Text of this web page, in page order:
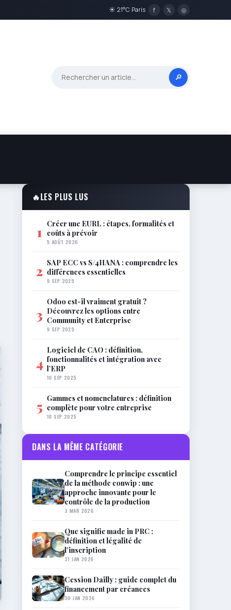
☀ 21°C Paris f 𝕏 ◎
🔎
🔥LES PLUS LUS
1 Créer une EURL : étapes, formalités et
coûts à prévoir
5 AOÛT 2026
2 SAP ECC vs S/4HANA : comprendre les
différences essentielles
9 SEP 2025
3
Odoo est-il vraiment gratuit ?
Découvrez les options entre
Community et Enterprise
9 SEP 2025
4
Logiciel de CAO : définition,
fonctionnalités et intégration avec
l’ERP
10 SEP 2025
5 Gammes et nomenclatures : définition
complète pour votre entreprise
10 SEP 2025
DANS LA MÊME CATÉGORIE
Comprendre le principe essentiel
de la méthode conwip : une
approche innovante pour le
contrôle de la production
3 MAR 2026
Que signifie made in PRC :
définition et légalité de
l’inscription
31 JAN 2026
Cession Dailly : guide complet du
financement par créances
30 JAN 2026